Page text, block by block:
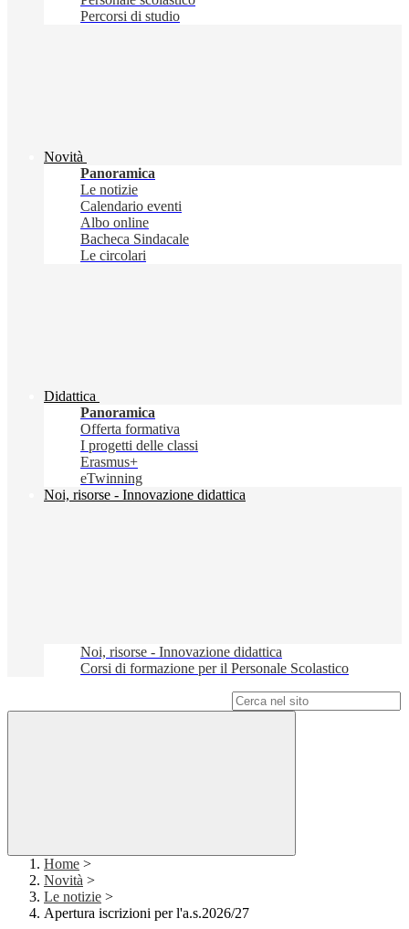
Percorsi di studio
Novità
Panoramica
Le notizie
Calendario eventi
Albo online
Bacheca Sindacale
Le circolari
Didattica
Panoramica
Offerta formativa
I progetti delle classi
Erasmus+
eTwinning
Noi, risorse - Innovazione didattica
Noi, risorse - Innovazione didattica
Corsi di formazione per il Personale Scolastico
Home >
Novità >
Le notizie >
Apertura iscrizioni per l'a.s.2026/27